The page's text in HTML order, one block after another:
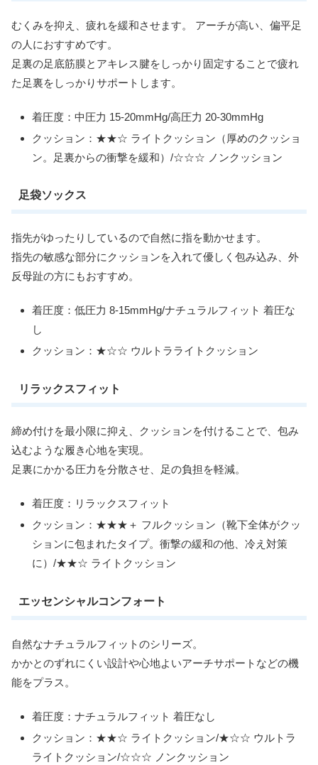
むくみを抑え、疲れを緩和させます。 アーチが高い、偏平足
の人におすすめです。
足裏の足底筋膜とアキレス腱をしっかり固定することで疲れ
た足裏をしっかりサポートします。
着圧度：中圧力 15-20mmHg/高圧力 20-30mmHg
クッション：★★☆ ライトクッション（厚めのクッショ
ン。足裏からの衝撃を緩和）/☆☆☆ ノンクッション
足袋ソックス
指先がゆったりしているので自然に指を動かせます。
指先の敏感な部分にクッションを入れて優しく包み込み、外
反母趾の方にもおすすめ。
着圧度：低圧力 8-15mmHg/ナチュラルフィット 着圧な
し
クッション：★☆☆ ウルトラライトクッション
リラックスフィット
締め付けを最小限に抑え、クッションを付けることで、包み
込むような履き心地を実現。
足裏にかかる圧力を分散させ、足の負担を軽減。
着圧度：リラックスフィット
クッション：★★★＋ フルクッション（靴下全体がクッ
ションに包まれたタイプ。衝撃の緩和の他、冷え対策
に）/★★☆ ライトクッション
エッセンシャルコンフォート
自然なナチュラルフィットのシリーズ。
かかとのずれにくい設計や心地よいアーチサポートなどの機
能をプラス。
着圧度：ナチュラルフィット 着圧なし
クッション：★★☆ ライトクッション/★☆☆ ウルトラ
ライトクッション/☆☆☆ ノンクッション